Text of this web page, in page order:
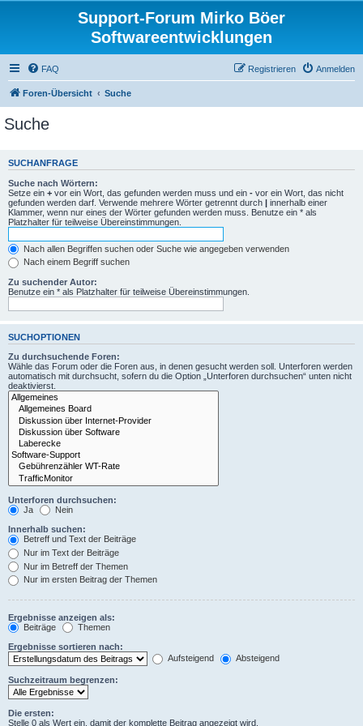
Support-Forum Mirko Böer
Softwareentwicklungen
FAQ Anmelden
Registrieren
Foren-Übersicht Suche
Suche
SUCHANFRAGE
Suche nach Wörtern:
Setze ein + vor ein Wort, das gefunden werden muss und ein - vor ein Wort, das nicht
gefunden werden darf. Verwende mehrere Wörter getrennt durch | innerhalb einer
Klammer, wenn nur eines der Wörter gefunden werden muss. Benutze ein * als
Platzhalter für teilweise Übereinstimmungen.
Nach allen Begriffen suchen oder Suche wie angegeben verwenden
Nach einem Begriff suchen
Zu suchender Autor:
Benutze ein * als Platzhalter für teilweise Übereinstimmungen.
SUCHOPTIONEN
Zu durchsuchende Foren:
Wähle das Forum oder die Foren aus, in denen gesucht werden soll. Unterforen werden
automatisch mit durchsucht, sofern du die Option „Unterforen durchsuchen“ unten nicht
deaktivierst.
Unterforen durchsuchen:
Ja
Nein
Innerhalb suchen:
Betreff und Text der Beiträge
Nur im Text der Beiträge
Nur im Betreff der Themen
Nur im ersten Beitrag der Themen
Ergebnisse anzeigen als:
Beiträge
Themen
Ergebnisse sortieren nach:
Aufsteigend
Absteigend
Suchzeitraum begrenzen:
Die ersten:
Stelle 0 als Wert ein, damit der komplette Beitrag angezeigt wird.